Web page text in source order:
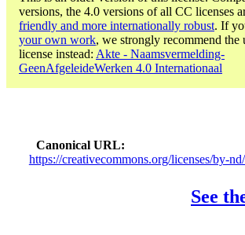
versions, the 4.0 versions of all CC licenses
friendly and more internationally robust. If
your own work, we strongly recommend the
license instead: Akte - Naamsvermelding-
GeenAfgeleideWerken 4.0 Internationaal
Canonical URL
https://creativecommons.org/licenses/by-
See